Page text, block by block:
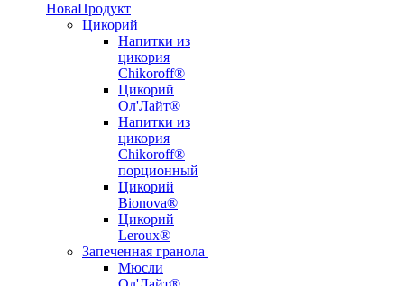
НоваПродукт
Цикорий
Напитки из
цикория
Chikoroff®
Цикорий
Ол'Лайт®
Напитки из
цикория
Chikoroff®
порционный
Цикорий
Bionova®
Цикорий
Leroux®
Запеченная гранола
Мюсли